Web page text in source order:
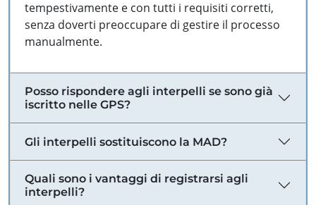
tempestivamente e con tutti i requisiti corretti,
senza doverti preoccupare di gestire il processo
manualmente.
Posso rispondere agli interpelli se sono già
iscritto nelle GPS?
Gli interpelli sostituiscono la MAD?
Quali sono i vantaggi di registrarsi agli
interpelli?